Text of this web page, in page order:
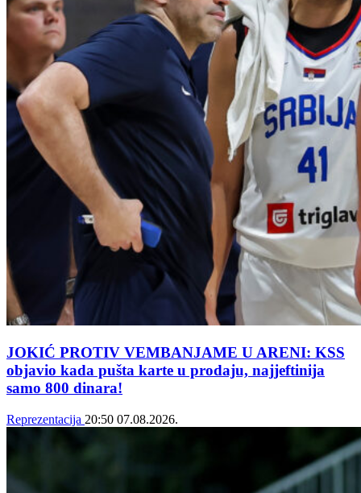
JOKIĆ PROTIV VEMBANJAME U ARENI: KSS
objavio kada pušta karte u prodaju, najjeftinija
samo 800 dinara!
Reprezentacija 20:50 07.08.2026.